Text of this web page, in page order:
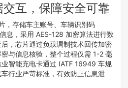
互，保障安全可靠
，存储车主账号、车辆识别码
息，采用 AES-128 加密算法进行数
，芯片通过负载调制技术回传加密
与信息核验，整个过程仅需 1-2 毫
智能充电卡通过 IATF 16949 车规
行业严苛标准，有效防止信息泄